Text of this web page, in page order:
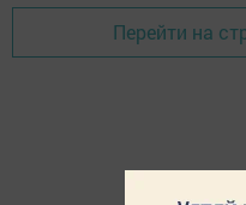
Перейти на